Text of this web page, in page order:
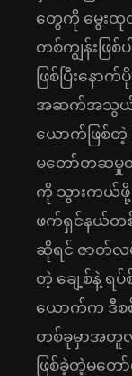
တွေကို မွေးထု
တစ်ကျွန်းဖြ
ဖြစ်ပြီးနော
အဆက်အသွယ်
ယောက်ဖြစ်
မတော်တဆမှု
ကို သွားကယ်ဖို့
ဖက်ရှင်နယ်တစ်
ဆိုရင် ဇာတ်လမ်
တဲ့ ချေ့စ်နဲ့ ရ
ယောက်က ဒီစ
တစ်ခုမှာအတူလု
ဖြစ်ခဲ့တဲ့မတ